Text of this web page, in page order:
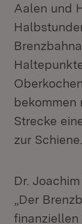
Aalen und
bekommen
Strecke
zur Schiene.
Dr.
„Der